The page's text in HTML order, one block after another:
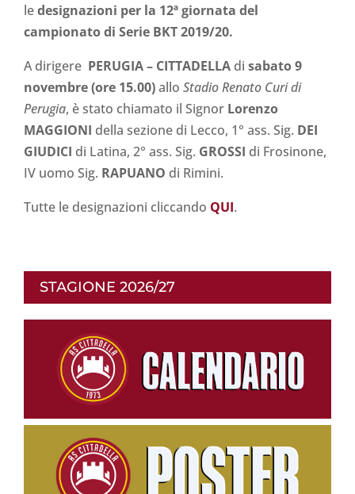
ledesignazioni per la 12ªgiornata del
campionato di Serie BKT 2019/20.
A dirigere PERUGIA– CITTADELLA di sabato 9
novembre (ore 15.00)allo Stadio Renato Curi di
Perugia, è stato chiamato il Signor Lorenzo
MAGGIONI della sezione di Lecco, 1° ass. Sig. DEI
GIUDICI di Latina, 2° ass. Sig. GROSSI di Frosinone,
IV uomo Sig. RAPUANO di Rimini.
Tutte le designazioni cliccando QUI.
STAGIONE 2026/27